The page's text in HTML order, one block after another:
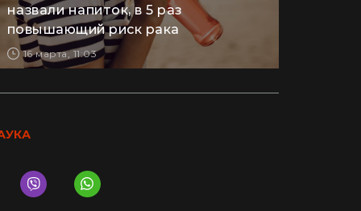
назвали напиток, в 5 раз
повышающий риск рака
16 марта, 11:03